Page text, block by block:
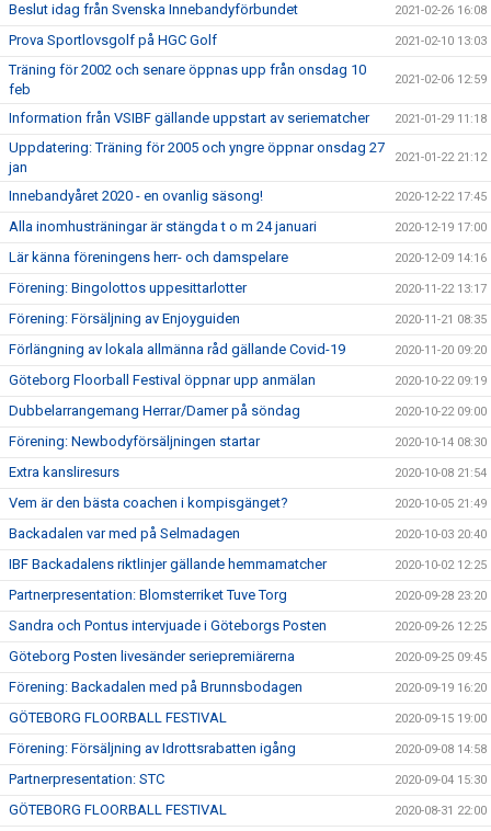
Beslut idag från Svenska Innebandyförbundet 2021-02-26 16:08
Prova Sportlovsgolf på HGC Golf 2021-02-10 13:03
Träning för 2002 och senare öppnas upp från onsdag 10
feb
2021-02-06 12:59
Information från VSIBF gällande uppstart av seriematcher 2021-01-29 11:18
Uppdatering: Träning för 2005 och yngre öppnar onsdag 27
jan
2021-01-22 21:12
Innebandyåret 2020 - en ovanlig säsong! 2020-12-22 17:45
Alla inomhusträningar är stängda t o m 24 januari 2020-12-19 17:00
Lär känna föreningens herr- och damspelare 2020-12-09 14:16
Förening: Bingolottos uppesittarlotter 2020-11-22 13:17
Förening: Försäljning av Enjoyguiden 2020-11-21 08:35
Förlängning av lokala allmänna råd gällande Covid-19 2020-11-20 09:20
Göteborg Floorball Festival öppnar upp anmälan 2020-10-22 09:19
Dubbelarrangemang Herrar/Damer på söndag 2020-10-22 09:00
Förening: Newbodyförsäljningen startar 2020-10-14 08:30
Extra kansliresurs 2020-10-08 21:54
Vem är den bästa coachen i kompisgänget? 2020-10-05 21:49
Backadalen var med på Selmadagen 2020-10-03 20:40
IBF Backadalens riktlinjer gällande hemmamatcher 2020-10-02 12:25
Partnerpresentation: Blomsterriket Tuve Torg 2020-09-28 23:20
Sandra och Pontus intervjuade i Göteborgs Posten 2020-09-26 12:25
Göteborg Posten livesänder seriepremiärerna 2020-09-25 09:45
Förening: Backadalen med på Brunnsbodagen 2020-09-19 16:20
GÖTEBORG FLOORBALL FESTIVAL 2020-09-15 19:00
Förening: Försäljning av Idrottsrabatten igång 2020-09-08 14:58
Partnerpresentation: STC 2020-09-04 15:30
GÖTEBORG FLOORBALL FESTIVAL 2020-08-31 22:00